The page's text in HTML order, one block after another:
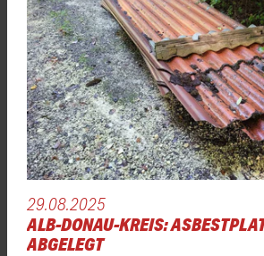
29.08.2025
ALB-DONAU-KREIS:
ABGELEGT